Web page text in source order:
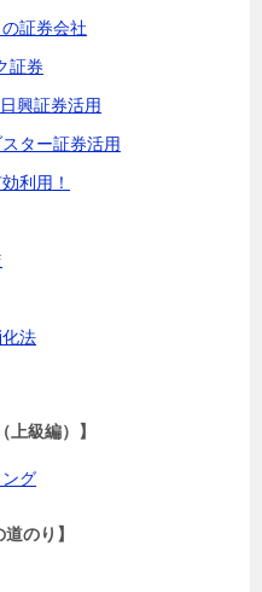
証券会社
証券
興証券活用
ター証券活用
利用！
法
上級編）】
グ
のり】